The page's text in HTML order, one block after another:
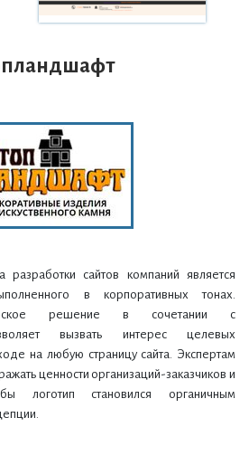
разработки сайтов компаний является
в корпоративных тонах.
решение в сочетании с
вызвать интерес целевых
на любую страницу сайта. Экспертам
ценности организаций-заказчиков и
логотип становился органичным